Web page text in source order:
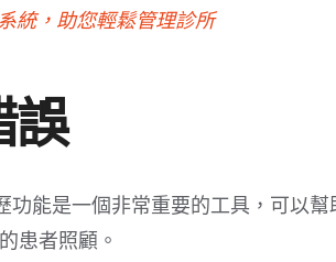
統，助您輕鬆管理診所
誤
功能是一個非常重要的工具，可以
患者照顧。